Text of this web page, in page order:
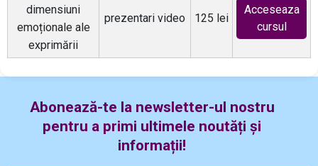
dimensiuni
emoționale ale
exprimării
prezentari video 125 lei
Acceseaza
cursul
Abonează-te la newsletter-ul nostru
pentru a primi ultimele noutăți și
informații!